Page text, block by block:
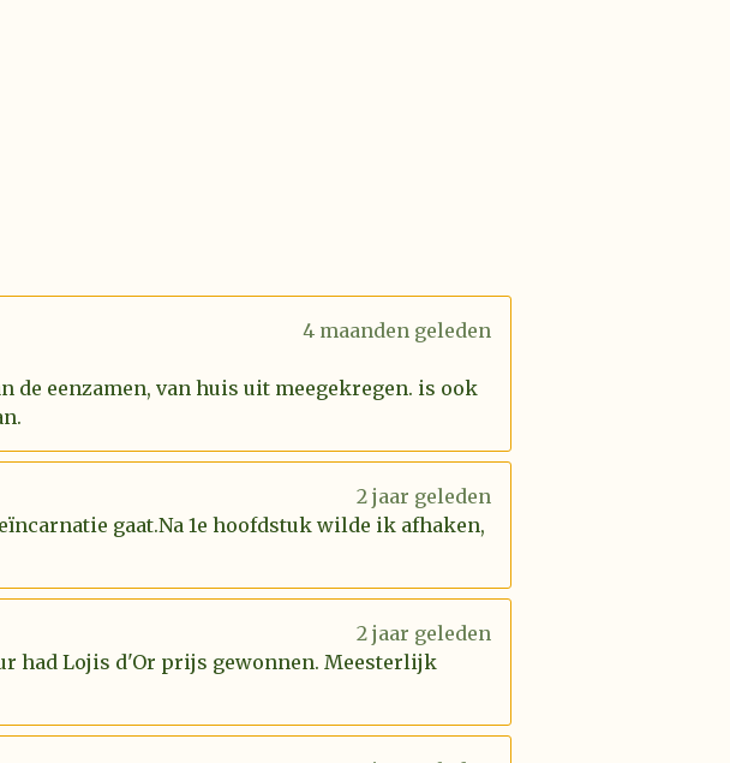
4 maanden geleden
de eenzamen, van huis uit meegekregen. is ook
2 jaar geleden
gaat.Na 1e hoofdstuk wilde ik afhaken,
2 jaar geleden
had Lojis d'Or prijs gewonnen. Meesterlijk